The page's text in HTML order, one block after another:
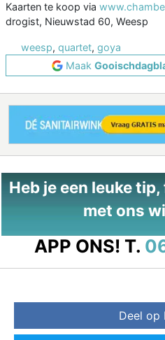
Kaarten te koop via
drogist, Nieuwstad 60, Weesp
weesp, quartet, goya
Maak
Heb je een leuke
met ons
APP ONS! T.
Deel op